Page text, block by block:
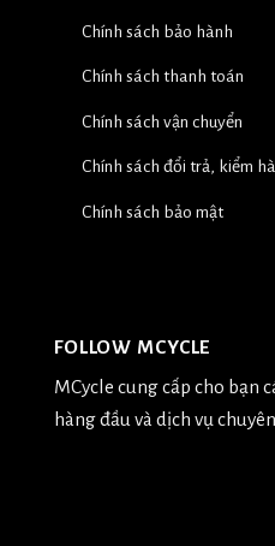
Chính sách bảo hành
Chính sách thanh toán
Chính sách vận chuyển
Chính sách đổi trả, kiểm
Chính sách bảo mật
FOLLOW MCYCLE
MCycle cung cấp cho bạn
hàng đầu và dịch vụ